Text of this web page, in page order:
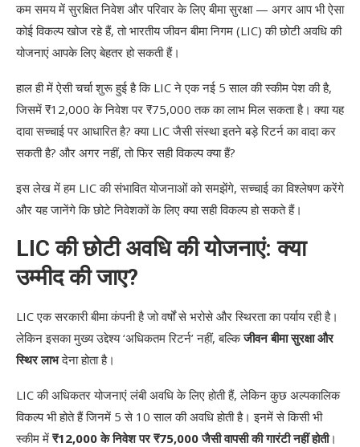
कम समय में सुरक्षित निवेश और परिवार के लिए बीमा सुरक्षा — अगर आप भी ऐसा
कोई विकल्प खोज रहे हैं, तो भारतीय जीवन बीमा निगम (LIC) की छोटी अवधि की
योजनाएं आपके लिए बेहतर हो सकती हैं।
हाल ही में ऐसी चर्चा शुरू हुई है कि LIC ने एक नई 5 साल की स्कीम पेश की है,
जिसमें ₹12,000 के निवेश पर ₹75,000 तक का लाभ मिल सकता है। क्या यह
दावा सच्चाई पर आधारित है? क्या LIC जैसी संस्था इतने बड़े रिटर्न का वादा कर
सकती है? और अगर नहीं, तो फिर सही विकल्प क्या हैं?
इस लेख में हम LIC की संभावित योजनाओं को समझेंगे, सच्चाई का विश्लेषण करेंगे
और यह जानेंगे कि छोटे निवेशकों के लिए क्या सही विकल्प हो सकते हैं।
LIC की छोटी अवधि की योजनाएं: क्या
उम्मीद की जाए?
LIC एक सरकारी बीमा कंपनी है जो वर्षों से भरोसे और स्थिरता का पर्याय रही है।
लेकिन इसका मुख्य उद्देश्य ‘अधिकतम रिटर्न’ नहीं, बल्किजीवन बीमा सुरक्षा और
स्थिर लाभदेना होता है।
LIC की अधिकतर योजनाएं लंबी अवधि के लिए होती हैं, लेकिन कुछ अल्पकालिक
विकल्प भी होते हैं जिनमें 5 से 10 साल की अवधि होती है। इनमें से किसी भी
स्कीम में ₹12,000 के निवेश पर ₹75,000 जैसी वापसी की गारंटी नहीं होती।